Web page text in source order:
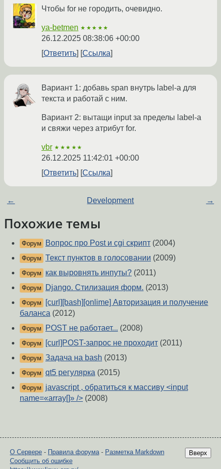
Чтобы for не городить, очевидно.
ya-betmen ★★★★★
26.12.2025 08:38:06 +00:00
Ответить
Ссылка
Вариант 1: добавь span внутрь label-а для
текста и работай с ним.
Вариант 2: вытащи input за пределы label-а
и свяжи через атрибут for.
vbr ★★★★★
26.12.2025 11:42:01 +00:00
Ответить
Ссылка
← Development →
Похожие темы
Форум Вопрос про Post и cgi скрипт (2004)
Форум Текст пунктов в голосовании (2009)
Форум как выровнять инпуты? (2011)
Форум Django. Стилизация форм. (2013)
Форум
[curl][bash][onlime] Авторизация и получение
баланса (2012)
Форум POST не работает... (2008)
Форум [curl]POST-запрос не проходит (2011)
Форум Задача на bash (2013)
Форум qt5 регулярка (2015)
Форум
javascript , обратиться к массиву <input
name=«array[]» /> (2008)
Вверх
О Сервере - Правила форума- Разметка Markdown
Сообщить об ошибке